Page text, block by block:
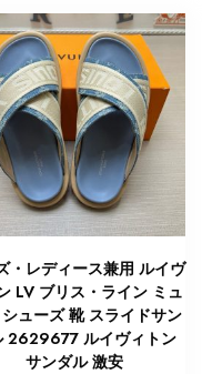
・レディース兼用 ルイヴ
LV ブリス・ライン ミュ
ューズ 靴 スライドサン
2629677 ルイヴィトン
サンダル 激安